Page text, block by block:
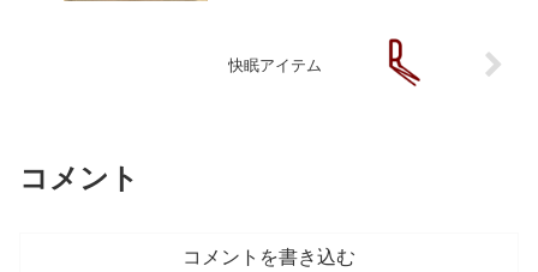
快眠アイテム
コメント
コメントを書き込む